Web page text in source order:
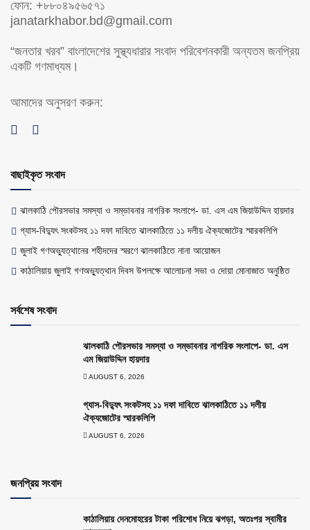
ফোন: +৮৮০৪৯৫৬৫৭১
janatarkhabor.bd@gmail.com
“জনতার খরব” বাংলাদেশের সুস্থ্যধারার সংবাদ পরিবেশনকারী অন্যতম জনপ্রিয়
একটি গণমাধ্যম।
আমাদের অনুসরণ করুন:
বাছাইকৃত সংবাদ
ঝালকাঠি পৌরসভার সমস্যা ও সম্ভাবনার নাগরিক সংলাপে- ডা. এস এম জিয়াউদ্দিন হায়দার
গ্যাস-বিদ্যুৎ সংকটসহ ১১ দফা দাবিতে ঝালকাঠিতে ১১ দলীয় ঐক্যজোটের স্মারকলিপি
জুলাই গণঅভ্যুত্থানের শহীদদের স্মরণে ঝালকাঠিতে নানা আয়োজন
কাঠালিয়ায় জুলাই গণঅভ্যুত্থান দিবস উপলক্ষে আলোচনা সভা ও দোয়া মোনাজাত অনুষ্ঠিত
সর্বশেষ সংবাদ
ঝালকাঠি পৌরসভার সমস্যা ও সম্ভাবনার নাগরিক সংলাপে- ডা. এস
এম জিয়াউদ্দিন হায়দার
AUGUST 6, 2026
গ্যাস-বিদ্যুৎ সংকটসহ ১১ দফা দাবিতে ঝালকাঠিতে ১১ দলীয়
ঐক্যজোটের স্মারকলিপি
AUGUST 6, 2026
জনপ্রিয় সংবাদ
কাঠালিয়ায় দেনমোহরের টাকা পরিশোধ নিয়ে ঝগড়া, অতঃপর স্বামীর